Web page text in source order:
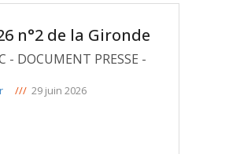
n°2 de la Gironde
DOCUMENT PRESSE -
/// 29 juin 2026